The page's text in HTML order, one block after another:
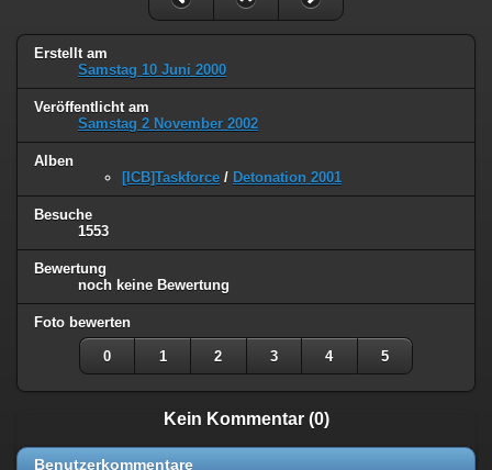
Erstellt am
Samstag 10 Juni 2000
Veröffentlicht am
Samstag 2 November 2002
Alben
[ICB]Taskforce / Detonation 2001
Besuche
1553
Bewertung
noch keine Bewertung
Foto bewerten
0 1 2 3 4 5
Kein Kommentar (0)
Benutzerkommentare